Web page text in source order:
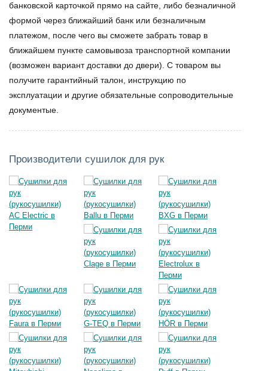
банковской карточкой прямо на сайте, либо безналичной
формой через ближайший банк или безналичным
платежом, после чего вы сможете забрать товар в
ближайшем пункте самовывоза транспортной компании
(возможен вариант доставки до двери). С товаром вы
получите гарантийный талон, инструкцию по
эксплуатации и другие обязательные сопроводительные
документые.
Производители сушилок для рук